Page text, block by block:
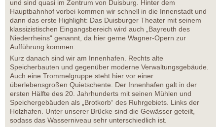
und sind quasi im Zentrum von Duisburg. Hinter dem
Hauptbahnhof vorbei kommen wir schnell in die Innenstadt und
dann das erste Highlight: Das Duisburger Theater mit seinem
klassizistischen Eingangsbereich wird auch „Bayreuth des
Niederrheins“ genannt, da hier gerne Wagner-Opern zur
Aufführung kommen.
Kurz danach sind wir am Innenhafen. Rechts alte
Speicherbauten und gegenüber moderne Verwaltungsgebäude.
Auch eine Trommelgruppe steht hier vor einer
überlebensgroßen Quietschente. Der Innenhafen galt in der
ersten Hälfte des 20. Jahrhunderts mit seinen Mühlen und
Speichergebäuden als „Brotkorb“ des Ruhrgebiets. Links der
Holzhafen. Unter unserer Brücke sind die Gewässer geteilt,
sodass das Wasserniveau sehr unterschiedlich ist.